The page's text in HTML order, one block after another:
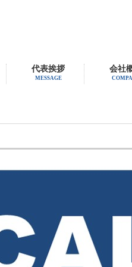
代表挨拶
MESSAGE
会社